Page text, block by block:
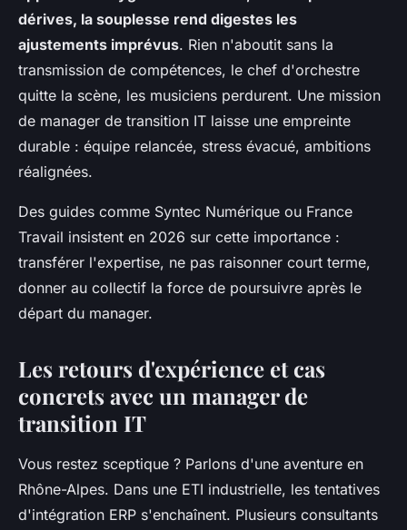
dérives, la souplesse rend digestes les
ajustements imprévus. Rien n'aboutit sans la
transmission de compétences, le chef d'orchestre
quitte la scène, les musiciens perdurent. Une mission
de manager de transition IT laisse une empreinte
durable : équipe relancée, stress évacué, ambitions
réalignées.
Des guides comme Syntec Numérique ou France
Travail insistent en 2026 sur cette importance :
transférer l'expertise, ne pas raisonner court terme,
donner au collectif la force de poursuivre après le
départ du manager.
Les retours d'expérience et cas
concrets avec un manager de
transition IT
Vous restez sceptique ? Parlons d'une aventure en
Rhône-Alpes. Dans une ETI industrielle, les tentatives
d'intégration ERP s'enchaînent. Plusieurs consultants